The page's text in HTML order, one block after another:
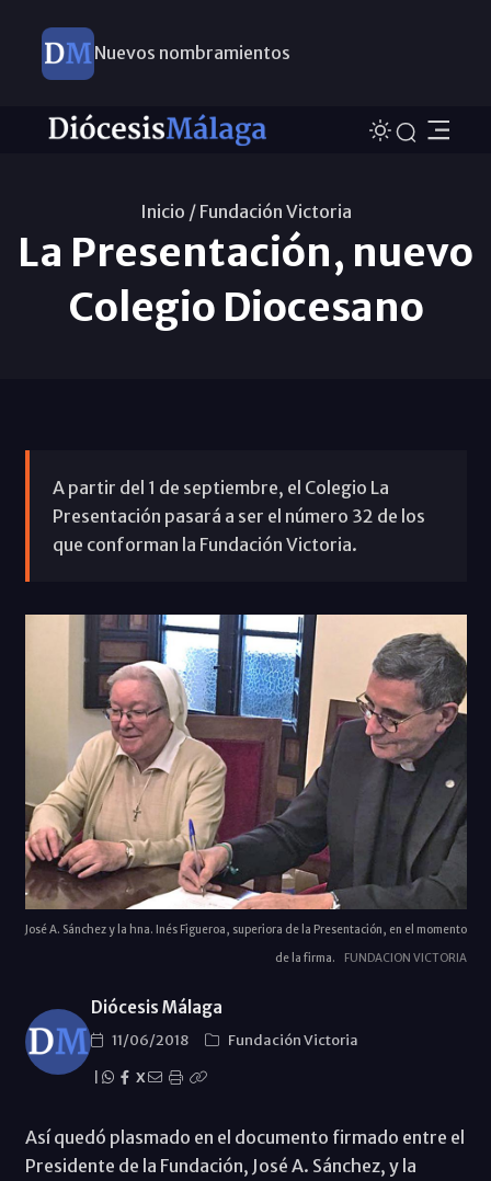
Nuevos nombramientos
Inicio / Fundación Victoria
La Presentación, nuevo
Colegio Diocesano
A partir del 1 de septiembre, el Colegio La
Presentación pasará a ser el número 32 de los
que conforman la Fundación Victoria.
José A. Sánchez y la hna. Inés Figueroa, superiora de la Presentación, en el momento
de la firma.
FUNDACION VICTORIA
Diócesis Málaga
11/06/2018
Fundación Victoria
X
Así quedó plasmado en el documento firmado entre el
Presidente de la Fundación, José A. Sánchez, y la